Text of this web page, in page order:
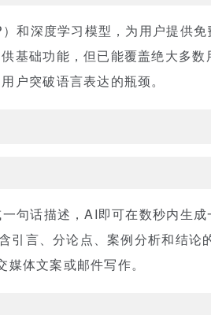
和深度学习模型，为用户提供免
基础功能，但已能覆盖绝大多数
户突破语言表达的瓶颈。
句话描述，AI即可在数秒内生
引言、分论点、案例分析和结论
体文案或邮件写作。